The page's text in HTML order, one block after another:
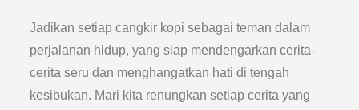
Jadikan setiap cangkir kopi sebagai teman dalam
perjalanan hidup, yang siap mendengarkan cerita-
cerita seru dan menghangatkan hati di tengah
kesibukan. Mari kita renungkan setiap cerita yang